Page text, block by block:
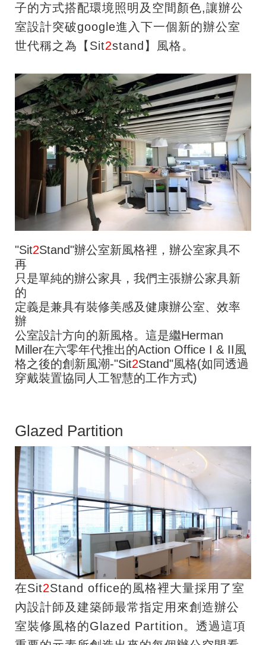
子的方式搭配環境照明及空間顏色,讓辦公
室設計突破google進入下一個新的辦公室
世代稱之為【Sit2stand】風格。
"Sit2Stand"辦公室新風格裡，辦公室家具不
再
只是單純的辦公家具，我們主張辦公家具新
的
定義是兼具有裝修美感及健康辦公室、效率
辦
公室設計方向的新風格。這是繼Herman
Miller在六零年代推出的Action Office I & II風
格之後的創新風潮-"Sit2Stand"風格(如同透過
穿戴裝置協同人工智慧的工作方式)
Glazed Partition
在Sit2Stand office的風格裡大量採用了室
內設計師及建築師最常指定用來創造辦公
室裝修風格的Glazed Partition。透過這項